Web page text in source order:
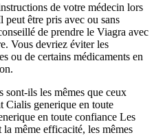
de votre médecin lors
être pris avec ou sans
de prendre le Viagra avec
Vous devriez éviter les
ou de certains médicaments en
sont-ils les mêmes que ceux
Cialis generique en toute
en toute confiance Les
même efficacité, les mêmes